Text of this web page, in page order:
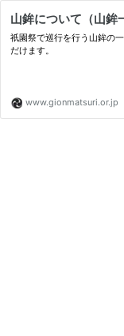
山鉾について（山鉾
祇園祭で巡行を行う山鉾の
だけます。
www.gionmatsuri.or.jp